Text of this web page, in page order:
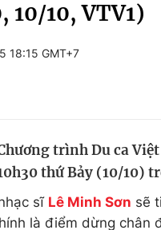
Chất lượng cuộc sống
10/10, VTV1)
18:15 GMT+7
trình Du ca
thứ Bảy (10/10)
sĩ Lê Minh Sơn sẽ
là điểm dừng chân